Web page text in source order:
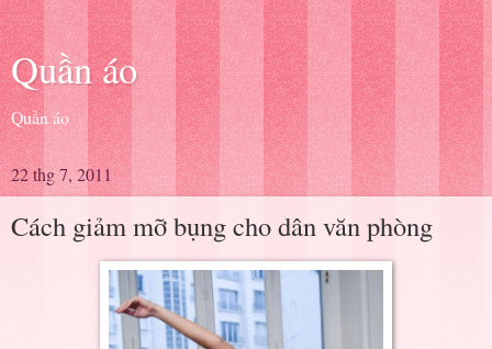
Quần áo
Quần áo
22 thg 7, 2011
Cách giảm mỡ bụng cho dân văn phòng